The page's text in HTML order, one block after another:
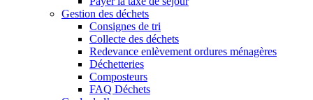
Gestion des déchets
Consignes de tri
Collecte des déchets
Redevance enlèvement ordures ménagères
Déchetteries
Composteurs
FAQ Déchets